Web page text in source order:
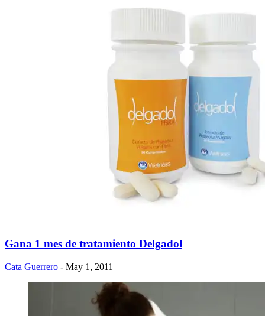
Gana 1 mes de tratamiento Delgadol
Cata Guerrero - May 1, 2011